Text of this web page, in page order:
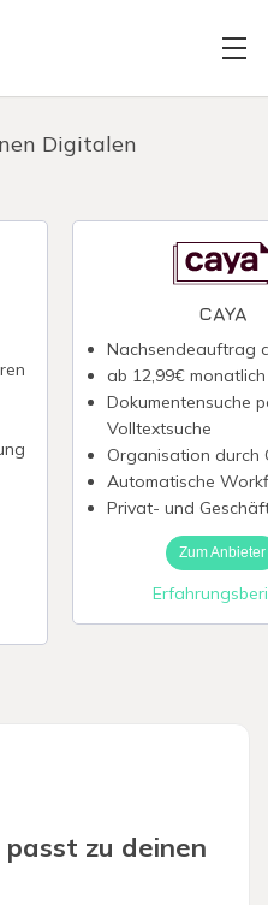
Digitale
Virtuelle
Digitale
Digitalen
CAYA
Nachsendeauftrag
ab 12,99€ monatlich
Dokumentensuche
Volltextsuche
Organisation durch
Automatische
Privat- und
Zum Anbieter
zu deinen